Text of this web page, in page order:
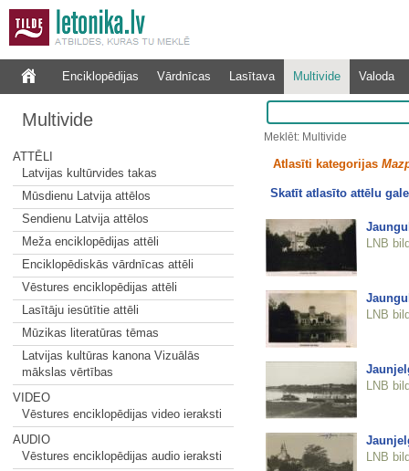
Enciklopēdijas Vārdnīcas Lasītava Multivide Valoda
Multivide
ATTĒLI
Latvijas kultūrvides takas
Mūsdienu Latvija attēlos
Sendienu Latvija attēlos
Meža enciklopēdijas attēli
Enciklopēdiskās vārdnīcas attēli
Vēstures enciklopēdijas attēli
Lasītāju iesūtītie attēli
Mūzikas literatūras tēmas
Latvijas kultūras kanona Vizuālās
mākslas vērtības
VIDEO
Vēstures enciklopēdijas video ieraksti
AUDIO
Vēstures enciklopēdijas audio ieraksti
Meklēt: Multivide
Atlasīti kategorijas
Skatīt atlasīto attēlu
LNB
LNB
LNB
LNB